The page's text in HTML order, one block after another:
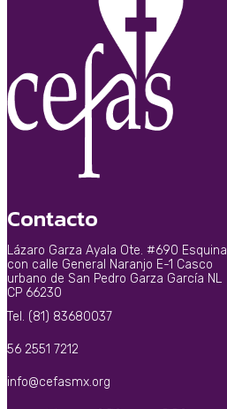
Contacto
Lázaro Garza Ayala Ote. #690 Esquina
con calle General Naranjo E-1 Casco
urbano de San Pedro Garza García NL
CP 66230
Tel. (81) 83680037
56 2551 7212
info@cefasmx.org